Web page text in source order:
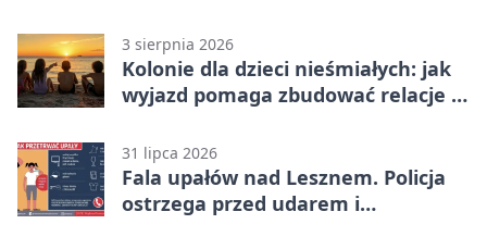
3 sierpnia 2026
Kolonie dla dzieci nieśmiałych: jak
wyjazd pomaga zbudować relacje z
31 lipca 2026
Fala upałów nad Lesznem. Policja
ostrzega przed udarem i